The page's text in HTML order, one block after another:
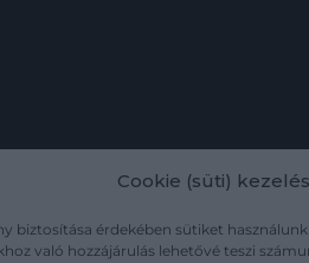
Cookie (süti) kezelés
biztosítása érdekében sütiket
való hozzájárulás lehetővé teszi